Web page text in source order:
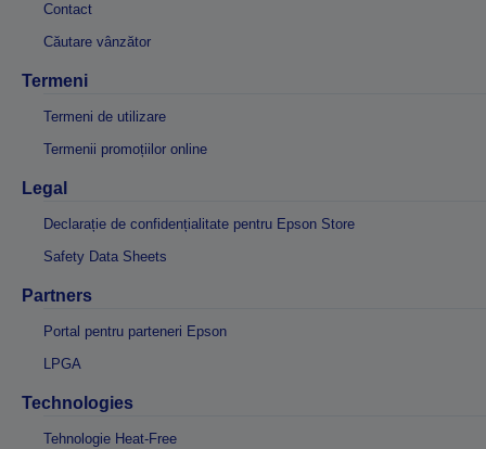
Contact
Căutare vânzător
Termeni
Termeni de utilizare
Termenii promoțiilor online
Legal
Declarație de confidențialitate pentru Epson Store
Safety Data Sheets
Partners
Portal pentru parteneri Epson
LPGA
Technologies
Tehnologie Heat-Free